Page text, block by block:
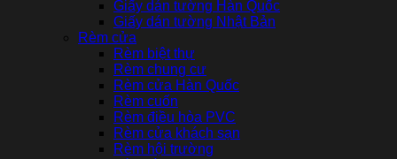
Giấy dán tường Hàn Quốc
Giấy dán tường Nhật Bản
Rèm cửa
Rèm biệt thự
Rèm chung cư
Rèm cửa Hàn Quốc
Rèm cuốn
Rèm điều hòa PVC
Rèm cửa khách sạn
Rèm hội trường